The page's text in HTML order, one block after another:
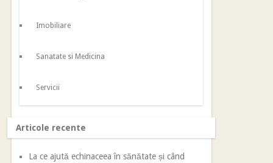
Imobiliare
Sanatate si Medicina
Servicii
Articole recente
La ce ajută echinaceea în sănătate și când